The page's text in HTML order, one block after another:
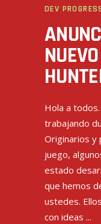
DEV
Hola a
trabajando
Originarios y
juego,
estado
que hemos
ustedes.
con ideas